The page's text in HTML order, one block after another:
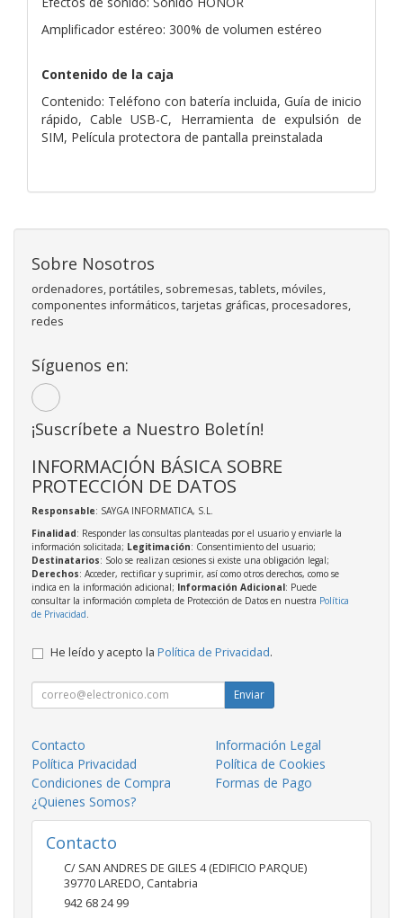
Amplificador estéreo: 300% de volumen estéreo
Contenido de la caja
Contenido: Teléfono con batería incluida, Guía de inicio
rápido, Cable USB-C, Herramienta de expulsión de
SIM, Película protectora de pantalla preinstalada
Sobre Nosotros
ordenadores, portátiles, sobremesas, tablets, móviles,
componentes informáticos, tarjetas gráficas, procesadores,
redes
Síguenos en:
¡Suscríbete a Nuestro Boletín!
INFORMACIÓN BÁSICA SOBRE
PROTECCIÓN DE DATOS
Responsable: SAYGA INFORMATICA, S.L.
Finalidad: Responder las consultas planteadas por el usuario y enviarle la
información solicitada; Legitimación: Consentimiento del usuario;
Destinatarios: Solo se realizan cesiones si existe una obligación legal;
Derechos: Acceder, rectificar y suprimir, así como otros derechos, como se
indica en la información adicional; Información Adicional: Puede
consultar la información completa de Protección de Datos en nuestra Política
de Privacidad
He leído y acepto la Política de Privacidad.
Enviar
Contacto
Información Legal
Política Privacidad
Política de Cookies
Condiciones de Compra
Formas de Pago
¿Quienes Somos?
Contacto
C/ SAN ANDRES DE GILES 4 (EDIFICIO PARQUE)
39770LAREDO, Cantabria
942 68 24 99